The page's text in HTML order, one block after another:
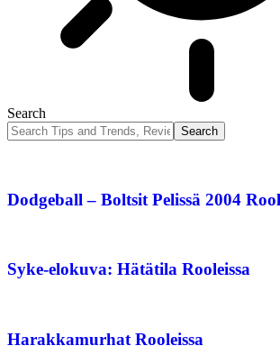
Search
Dodgeball – Boltsit Pelissä 2004
Syke-elokuva: Hätätila Rooleissa
Harakkamurhat Rooleissa